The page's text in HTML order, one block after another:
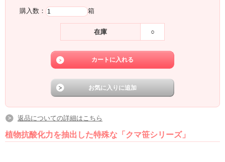
購入数： 箱
在庫 ○
返品についての詳細はこちら
植物抗酸化力を抽出した特殊な「クマ笹シリーズ」